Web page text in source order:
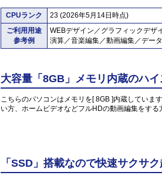
CPUランク
23 (2026年5月14日時点)
ご利用用途
参考例
WEBデザイン／グラフィックデザ
演算／音楽編集／動画編集／デー
大容量「8GB」メモリ内蔵のハ
こちらのパソコンはメモリを[ 8GB ]内蔵していま
い方、ホームビデオなどフルHDの動画編集をする
「SSD」搭載なので快速サクサ